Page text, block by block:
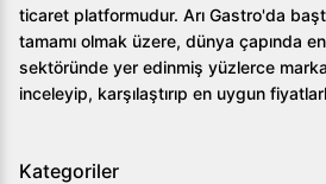
ticaret platformudur. Arı Gastro'da
tamamı olmak üzere, dünya çapında
sektöründe yer edinmiş yüzlerce
inceleyip, karşılaştırıp en uygun
Kategoriler